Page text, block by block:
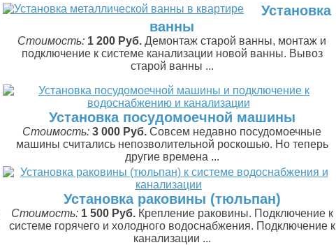
Установка
ванны
Стоимость: 1 200 Руб. Демонтаж старой ванны, монтаж и
подключение к системе канализации новой ванны. Вывоз
старой ванны ...
Установка посудомоечной машины
Стоимость: 3 000 Руб. Совсем недавно посудомоечные
машины считались непозволительной роскошью. Но теперь
другие времена ...
Установка раковины (тюльпан)
Стоимость: 1 500 Руб. Крепление раковины. Подключение к
системе горячего и холодного водоснабжения. Подключение к
канализации ...